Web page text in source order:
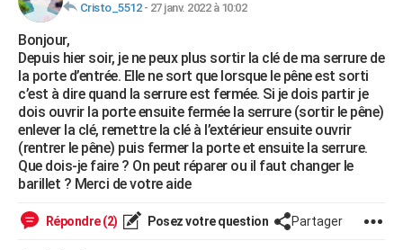
Essais
Réserver un essai
Citadines
Berlines
SUV
Forum auto
HIGH-TECH
Mobiles
Meilleur smartphone
Internet
Ordinateurs
Jeux vidéo
Guide high-tech
BRICOLAGE
Forum
Aménagement intérieur
Extérieur
Cuisine
Salle de bains
Jardinage
Rangement
WEEK-END
Guides de France
Escapades
Patrimoine
Expositions
Musées
Week-end nature
+LIFESTYLE
Art de vivre
Bien-être
Loisirs
Mode
Modes de vie
SANTE
VOYAGE
Cristo_5512- 27 janv. 2022 à 10:02
Bonjour,
Depuis hier soir, je ne peux plus sortir la clé de ma serrure de
la porte d’entrée. Elle ne sort que lorsque le pêne est sorti
c’est à dire quand la serrure est fermée. Si je dois partir je
dois ouvrir la porte ensuite fermée la serrure (sortir le pêne)
enlever la clé, remettre la clé à l’extérieur ensuite ouvrir
(rentrer le pêne) puis fermer la porte et ensuite la serrure.
Que dois-je faire ? On peut réparer ou il faut changer le
barillet ? Merci de votre aide
Répondre (2) Posez votre question Partager